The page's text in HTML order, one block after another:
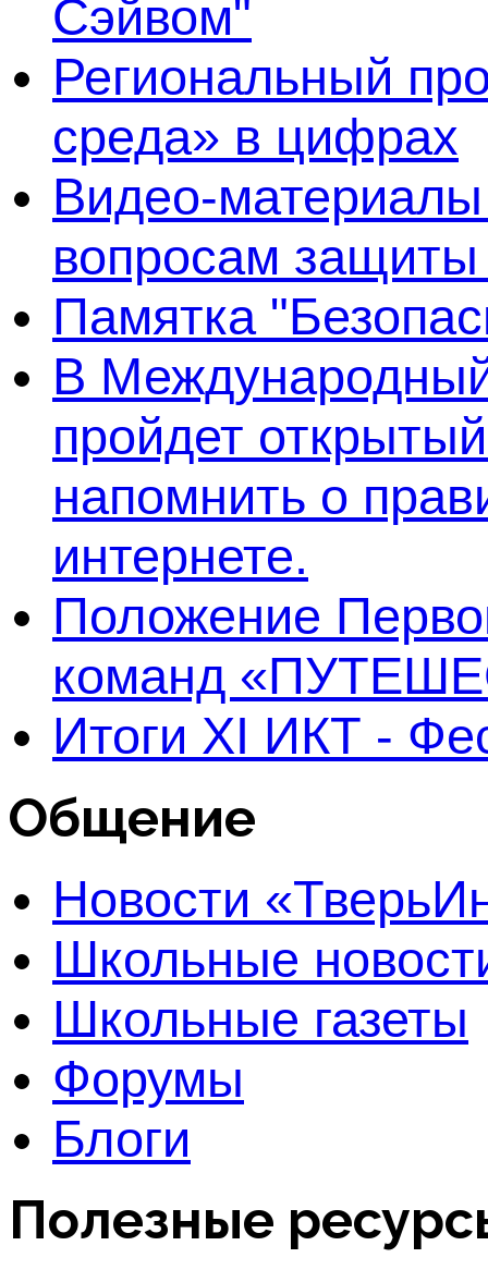
Сэйвом"
Региональный
среда» в цифрах
Видео-
вопросам
Памятка
В
пройдет
напомнить о
интернете.
Положение
команд
Итоги XI ИКТ -
Общение
Новости
Школьные
Школьные газеты
Форумы
Блоги
Полезные